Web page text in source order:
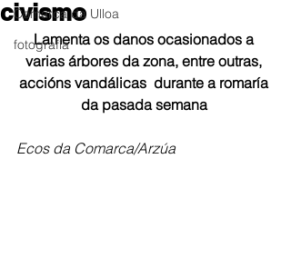
Comarca da Ulloa
fotografía
civismo
Lamenta os danos ocasionados a
varias árbores da zona, entre outras,
accións vandálicas  durante a romaría
da pasada semana
Ecos da Comarca/Arzúa